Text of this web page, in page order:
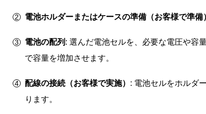
電池ホルダーまたはケースの準備（お客様で準備
電池の配列 : 選んだ電池セルを、必要な電圧や容
で容量を増加させます。
配線の接続（お客様で実施） : 電池セルをホルダ
ります。